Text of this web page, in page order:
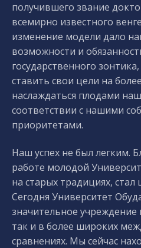
получившего звание
всемирно известного
изменение модели дало
возможности и
государственного
ставить свои цели на
наслаждаться плодами
соответствии с нашими
приоритетами.
Наш успех не был легким.
работе молодой
на старых традициях,
Сегодня Университет
значительное учреждение
так и в более широких
сравнениях. Мы сейчас